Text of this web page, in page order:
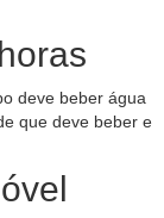
deve beber água
que deve beber e